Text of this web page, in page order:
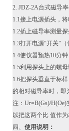
2. JDZ-2A台式磁导
1.1接上电源插头，
1.2插上磁导率测量
1.3打开电源“开关"
1.4使仪器预热10分
1.5利用探头上的螺
1.6把探头垂直于标
的相对磁导率时，即
注：Ur=B(Gs)/
以把这两个比 值作
四、 使用说明：